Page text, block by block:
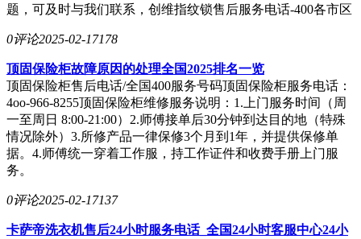
题，可及时与我们联系，创维指纹锁售后服务电话-400各市区
0评论2025-02-17178
顶固保险柜故障原因的处理全国2025排名一览
顶固保险柜售后电话/全国400服务号码顶固保险柜服务电话：
4oo-966-8255顶固保险柜维修服务说明：1.上门服务时间（周
一至周日 8:00-21:00）2.师傅接单后30分钟到达目的地（特殊
情况除外）3.所修产品一律保修3个月到1年，并提供保修单
据。4.师傅统一穿着工作服，持工作证件和收费手册上门服
务。
0评论2025-02-17137
卡萨帝洗衣机售后24小时服务电话_全国24小时客服中心24小